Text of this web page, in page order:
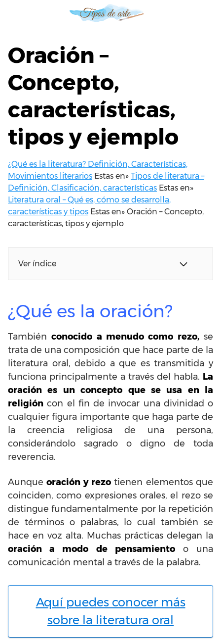
Oración –
Concepto,
características,
tipos y ejemplo
¿Qué es la literatura? Definición, Características,
Movimientos literarios Estas en» Tipos de literatura –
Definición, Clasificación, características Estas en»
Literatura oral – Qué es, cómo se desarrolla,
características y tipos Estas en» Oración – Concepto,
características, tipos y ejemplo
Ver índice
¿Qué es la oración?
Tambiénconocido a menudo como rezo,se
trata de una composición que hace parte de la
literatura oral, debido a que es transmitida y
funciona principalmente a través del habla. La
oración es un concepto que se usa en la
religión con el fin de invocar una divinidad o
cualquier figura importante que haga parte de
la creencia religiosa de una persona,
considerándolo sagrado o digno de toda
reverencia.
Aunqueoración y rezo tienen elementos que
coinciden, como expresiones orales, el rezo se
distingue fundamentalmente por la repetición
de términos o palabras, lo cual también se
hace en voz alta. Muchas prácticas delegan la
oración a modo de pensamientoo una
comunicación mental a través de la palabra.
Aquí puedes conocer más
sobre la literatura oral